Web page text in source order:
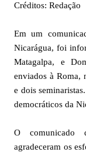
Créditos: Redação
Em um
Nicarágua, foi
Matagalpa, e
enviados à Roma,
e dois
democráticos da
O comunicado
agradeceram os